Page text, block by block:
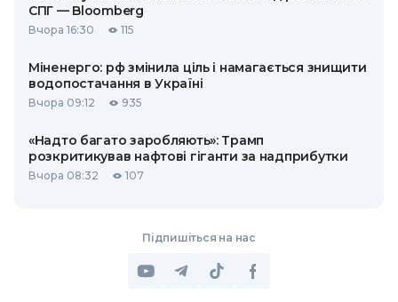
СПГ — Bloomberg
Вчора 16:30 115
Міненерго: рф змінила ціль і намагається знищити
водопостачання в Україні
Вчора 09:12 935
«Надто багато заробляють»: Трамп
розкритикував нафтові гіганти за надприбутки
Вчора 08:32 107
Підпишіться на нас